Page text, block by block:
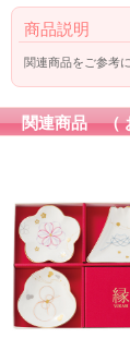
商品説明
関連商品をご参考
関連商品 （